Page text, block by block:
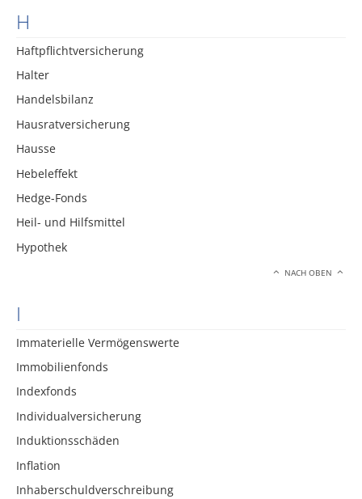
H
Haftpflichtversicherung
Halter
Handelsbilanz
Hausratversicherung
Hausse
Hebeleffekt
Hedge-Fonds
Heil- und Hilfsmittel
Hypothek
NACH OBEN
I
Immaterielle Vermögenswerte
Immobilienfonds
Indexfonds
Individualversicherung
Induktionsschäden
Inflation
Inhaberschuldverschreibung